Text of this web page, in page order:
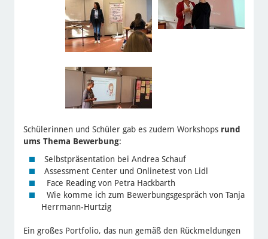
Schülerinnen und Schüler gab es zudem Workshops rund
ums Thema Bewerbung:
Selbstpräsentation bei Andrea Schauf
Assessment Center und Onlinetest von Lidl
Face Reading von Petra Hackbarth
Wie komme ich zum Bewerbungsgespräch von Tanja
Herrmann-Hurtzig
Ein großes Portfolio, das nun gemäß den Rückmeldungen